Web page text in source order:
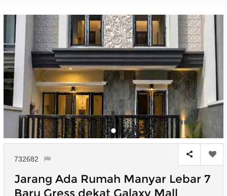
732682
Jarang Ada Rumah Manyar Lebar 7
Baru Gress dekat Galaxy Mall
Untuk hasil simulasi
pada kotak-
Simpan